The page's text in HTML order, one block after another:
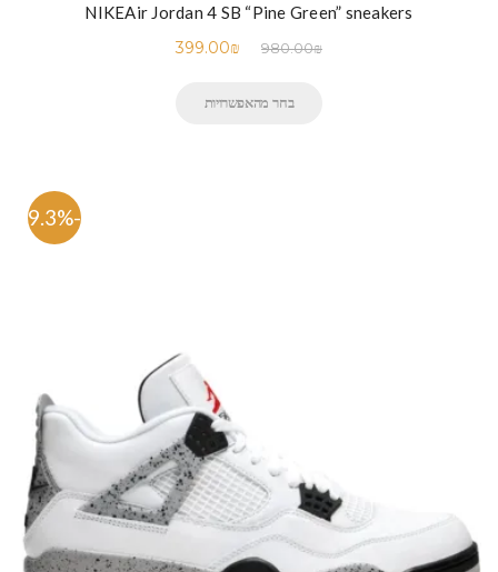
NIKEAir Jordan 4 SB “Pine Green” sneakers
980.00₪
399.00₪
בחר מהאפשרויות
-59.3%